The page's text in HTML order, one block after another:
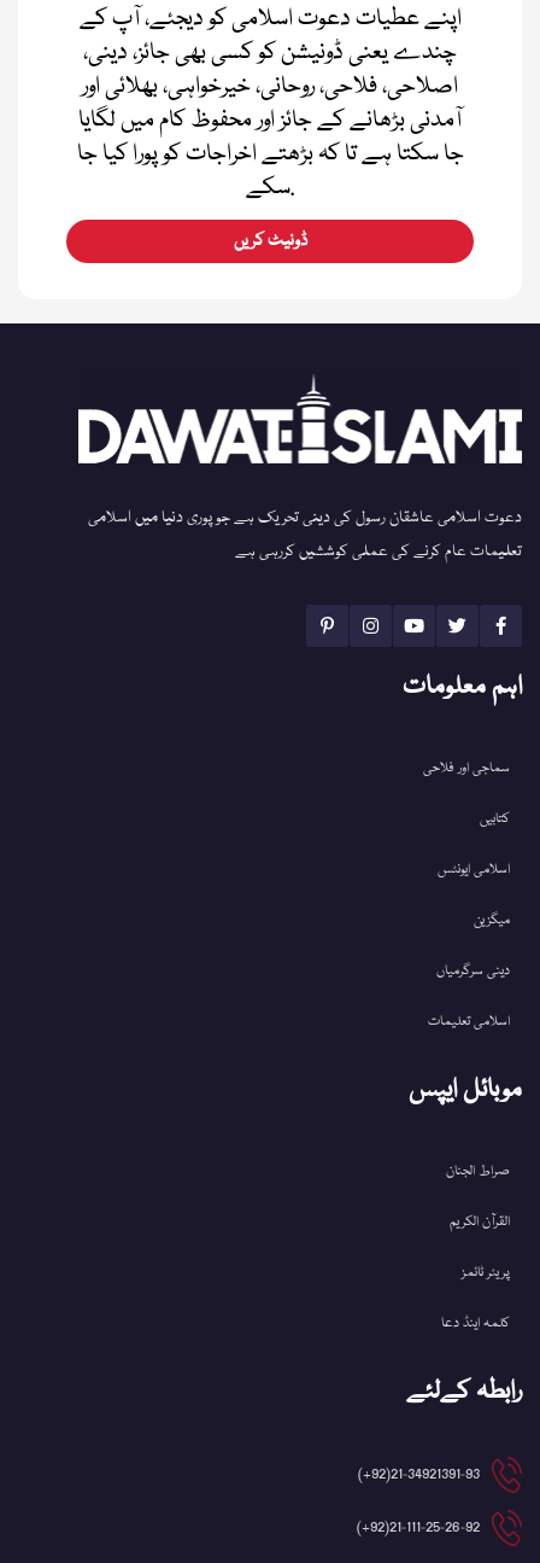
اپنے عطیات دعوت اسلامی کو دیجئے، آپ کے
چندے یعنی ڈونیشن کو کسی بھی جائز، دینی،
اصلاحی، فلاحی، روحانی، خیرخواہی، بھلائی اور
آمدنی بڑھانے کے جائز اور محفوظ کام میں لگایا
جا سکتا ہے تا کہ بڑھتے اخراجات کو پورا کیا جا
سکے.
ڈونیٹ کریں
دعوت اسلامی عاشقان رسول کی دینی تحریک ہے جو پوری دنیا میں اسلامی
تعلیمات عام کرنے کی عملی کوششیں کررہی ہے
اہم معلومات
سماجی اور فلاحی
کتابیں
اسلامی ایونٹس
میگزین
دینی سرگرمیاں
اسلامی تعلیمات
موبائل ایپس
صراط الجنان
القرآن الکریم
پریئر ٹائمز
کلمہ اینڈ دعا
رابطہ کےلئے
21-34921391-93(92+)
21-111-25-26-92(92+)